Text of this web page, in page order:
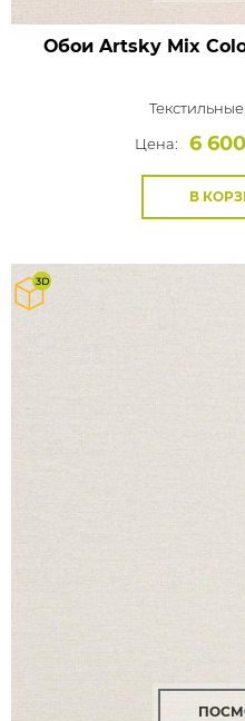
Обои Artsky Mix
Текстильные,
Цена:
6
В